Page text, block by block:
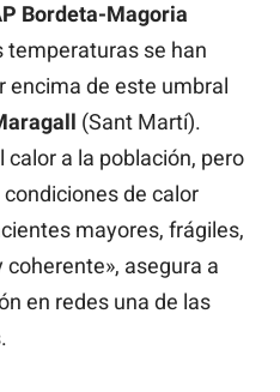
Bordeta-Magoria
temperaturas se han
encima de este umbral
(Sant Martí).
calor a la población, pero
de calor
mayores, frágiles,
asegura a
en redes una de las